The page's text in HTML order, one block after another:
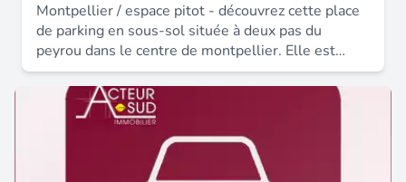
Montpellier / espace pitot - découvrez cette place
de parking en sous-sol située à deux pas du
peyrou dans le centre de montpellier. Elle est
idéalement située, et proche de toutes
commodités. Contactez vite l'agence immobis au
04 67 60 31 60 loyer : 94.00 € * dont provision
sur charges : 29 € par mois (régularisation
annuelle) honoraires charge locataire : 65 € ttc
dépôt de garantie : 65 €.